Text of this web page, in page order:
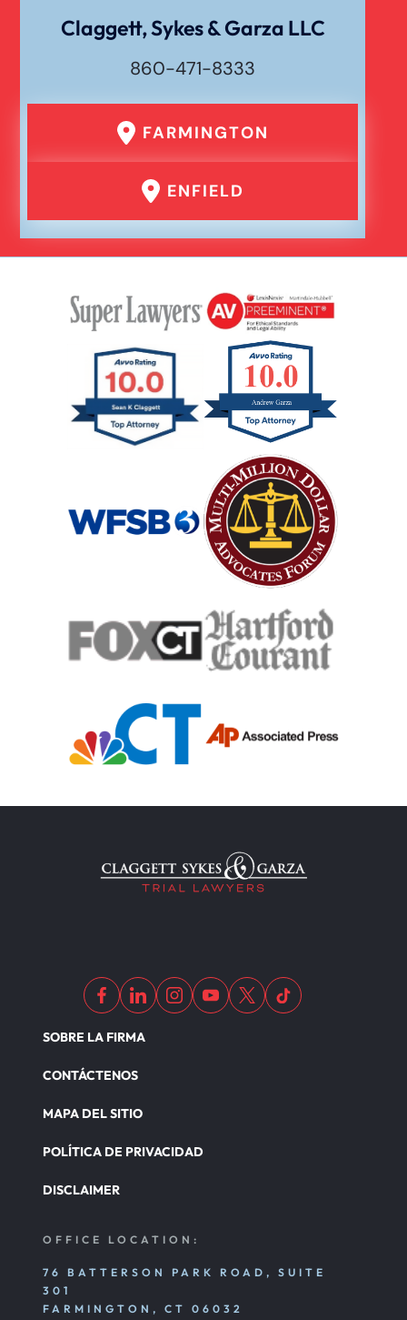
Claggett, Sykes & Garza LLC
860-471-8333
FARMINGTON
ENFIELD
SOBRE LA FIRMA
CONTÁCTENOS
MAPA DEL SITIO
POLÍTICA DE PRIVACIDAD
DISCLAIMER
OFFICE LOCATION:
76 BATTERSON PARK ROAD, SUITE
301
FARMINGTON, CT 06032